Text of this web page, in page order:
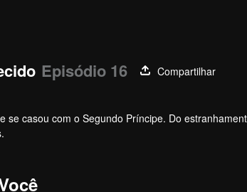
Episódio 16
Compartilhar
se casou com o Segundo Príncipe. Do